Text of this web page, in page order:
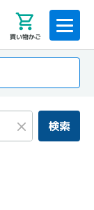
買い物かご
× 検索